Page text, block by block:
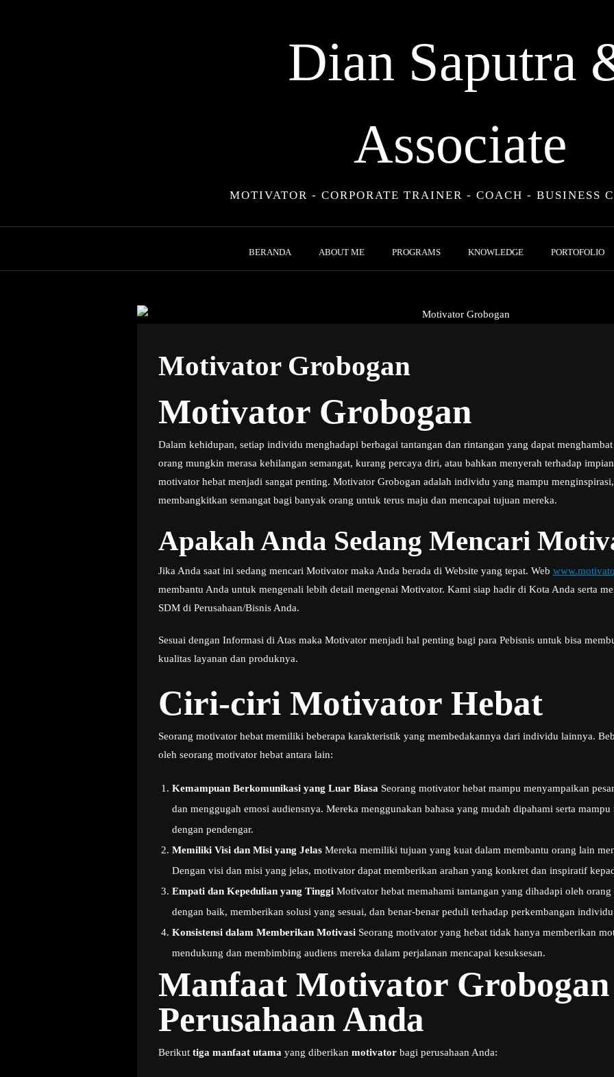
Dian Saputra
Associate
MOTIVATOR - CORPORATE TRAINER - COACH - BUSINESS
BERANDA ABOUT ME PROGRAMS KNOWLEDGE PORTOFOLIO
Motivator Grobogan
Motivator Grobogan
Dalam kehidupan, setiap individu menghadapi berbagai tantangan dan rintangan yang dapat
orang mungkin merasa kehilangan semangat, kurang percaya diri, atau bahkan menyerah terhadap
motivator hebat menjadi sangat penting. Motivator Grobogan adalah individu yang mampu
membangkitkan semangat bagi banyak orang untuk terus maju dan mencapai tujuan mereka.
Apakah Anda Sedang Mencari
Jika Anda saat ini sedang mencari Motivator maka Anda berada di Website yang tepat. Web
membantu Anda untuk mengenali lebih detail mengenai Motivator. Kami siap hadir di Kota Anda serta
SDM di Perusahaan/Bisnis Anda.
Sesuai dengan Informasi di Atas maka Motivator menjadi hal penting bagi para Pebisnis untuk bisa
kualitas layanan dan produknya.
Ciri-ciri Motivator Hebat
Seorang motivator hebat memiliki beberapa karakteristik yang membedakannya dari individu lainnya.
oleh seorang motivator hebat antara lain:
Kemampuan Berkomunikasi yang Luar Biasa Seorang motivator hebat mampu menyampaikan
dan menggugah emosi audiensnya. Mereka menggunakan bahasa yang mudah dipahami serta
dengan pendengar.
Memiliki Visi dan Misi yang JelasMereka memiliki tujuan yang kuat dalam membantu orang lain
Dengan visi dan misi yang jelas, motivator dapat memberikan arahan yang konkret dan inspiratif
Empati dan Kepedulian yang TinggiMotivator hebat memahami tantangan yang dihadapi oleh
dengan baik, memberikan solusi yang sesuai, dan benar-benar peduli terhadap perkembangan
Konsistensi dalam Memberikan MotivasiSeorang motivator yang hebat tidak hanya memberikan
mendukung dan membimbing audiens mereka dalam perjalanan mencapai kesuksesan.
Manfaat Motivator
Perusahaan Anda
Berikut tiga manfaat utama yang diberikan motivatorbagi perusahaan Anda: